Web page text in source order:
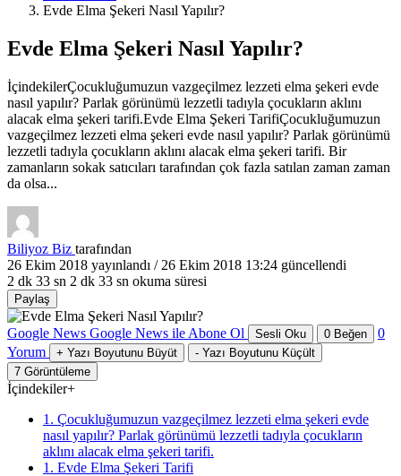
Evde Elma Şekeri Nasıl Yapılır?
Evde Elma Şekeri Nasıl Yapılır?
İçindekilerÇocukluğumuzun vazgeçilmez lezzeti elma şekeri evde
nasıl yapılır? Parlak görünümü lezzetli tadıyla çocukların aklını
alacak elma şekeri tarifi.Evde Elma Şekeri TarifiÇocukluğumuzun
vazgeçilmez lezzeti elma şekeri evde nasıl yapılır? Parlak görünümü
lezzetli tadıyla çocukların aklını alacak elma şekeri tarifi. Bir
zamanların sokak satıcıları tarafından çok fazla satılan zaman zaman
da olsa...
Biliyoz Biz tarafından
26 Ekim 2018 yayınlandı / 26 Ekim 2018 13:24 güncellendi
2 dk 33 sn 2 dk 33 sn okuma süresi
Paylaş
Google News Google News ile Abone Ol Sesli Oku 0 Beğen
0
Yorum
+ Yazı Boyutunu Büyüt - Yazı Boyutunu Küçült
7 Görüntüleme
İçindekiler+
1. Çocukluğumuzun vazgeçilmez lezzeti elma şekeri evde
nasıl yapılır? Parlak görünümü lezzetli tadıyla çocukların
aklını alacak elma şekeri tarifi.
1. Evde Elma Şekeri Tarifi